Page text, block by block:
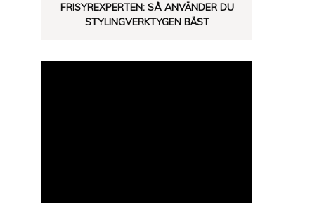
FRISYREXPERTEN: SÅ ANVÄNDER DU
STYLINGVERKTYGEN BÄST